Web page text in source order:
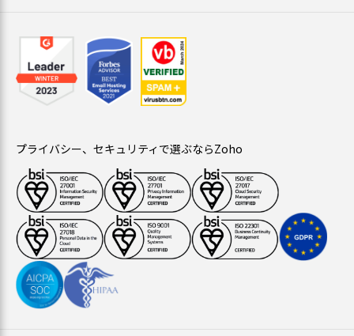
プライバシー、セキュリティで選ぶならZoho